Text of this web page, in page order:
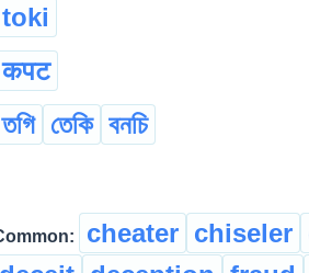
toki
कपट
তগি তেকি বনচি
cheater chiseler